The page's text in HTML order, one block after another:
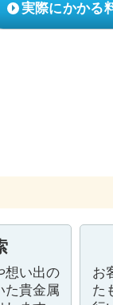
実際にかかる
想い出の
た貴金属
お
た